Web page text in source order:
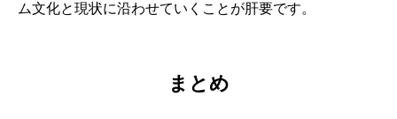
ム文化と現状に沿わせていくことが肝要です。
まとめ